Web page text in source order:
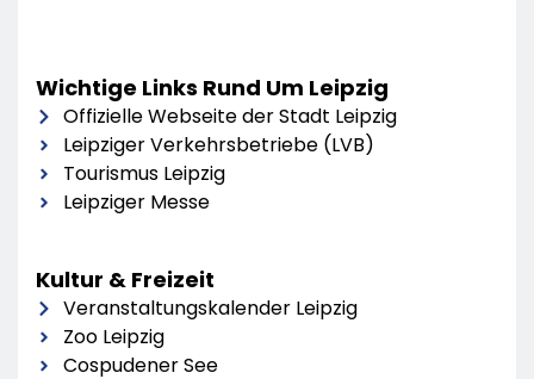
Wichtige Links Rund Um Leipzig
Offizielle Webseite der Stadt Leipzig
Leipziger Verkehrsbetriebe (LVB)
Tourismus Leipzig
Leipziger Messe
Kultur & Freizeit
Veranstaltungskalender Leipzig
Zoo Leipzig
Cospudener See